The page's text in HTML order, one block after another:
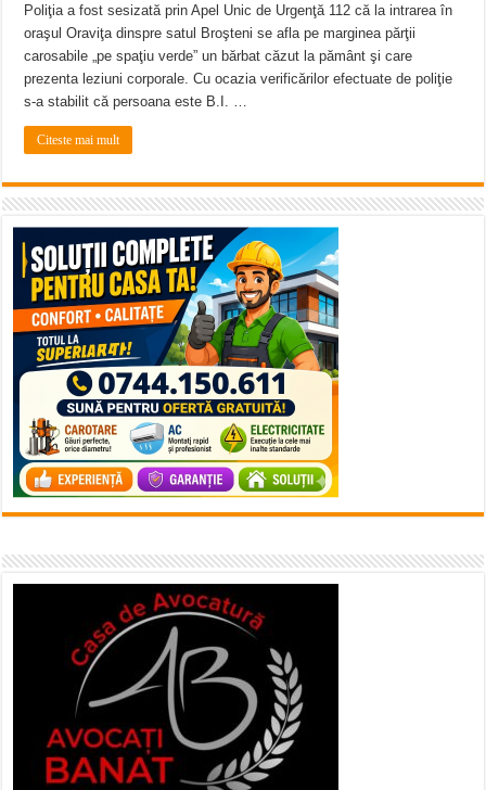
Poliţia a fost sesizată prin Apel Unic de Urgenţă 112 că la intrarea în
oraşul Oraviţa dinspre satul Broşteni se afla pe marginea părţii
carosabile „pe spaţiu verde” un bărbat căzut la pământ şi care
prezenta leziuni corporale. Cu ocazia verificărilor efectuate de poliţie
s-a stabilit că persoana este B.I. …
Citeste mai mult